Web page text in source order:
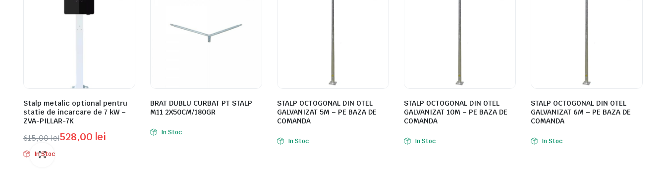
Stalp metalic optional pentru
statie de incarcare de 7 kW –
ZVA-PILLAR-7K
615,00lei
Prețul
inițial
528,00 lei
Prețul
curent
In Stoc
BRAT DUBLU CURBAT PT STALP
M11 2X50CM/180GR
In Stoc
STALP OCTOGONAL DIN OTEL
GALVANIZAT 5M – PE BAZA DE
COMANDA
In Stoc
STALP OCTOGONAL DIN OTEL
GALVANIZAT 10M – PE BAZA DE
COMANDA
In Stoc
STALP OCTOGONAL DIN OTEL
GALVANIZAT 6M – PE BAZA DE
COMANDA
In Stoc